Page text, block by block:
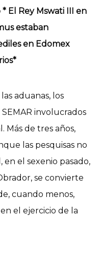
El Rey Mswati III en
estaban
en Edomex
aduanas, los
involucrados
Más de tres años,
las pesquisas no
en el sexenio pasado,
se convierte
cuando menos,
el ejercicio de la